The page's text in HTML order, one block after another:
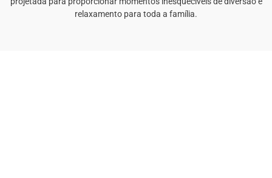
relaxamento para toda a família.